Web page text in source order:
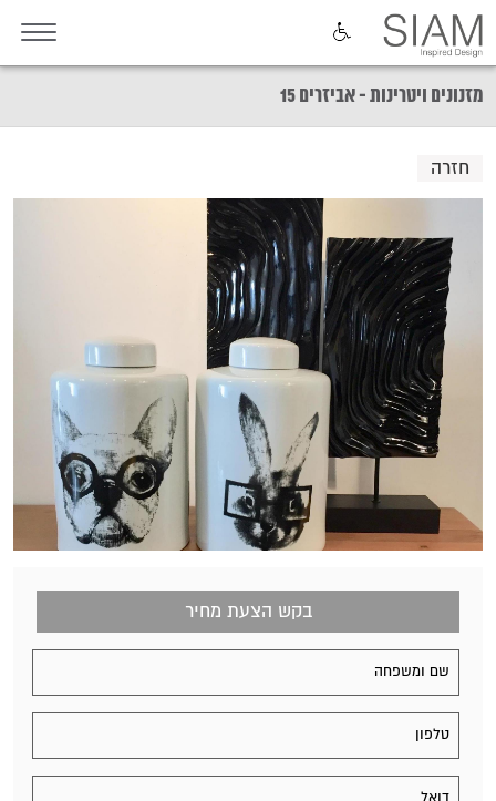
מזנונים ויטרינות - אביזרים 15
חזרה
בקש הצעת מחיר